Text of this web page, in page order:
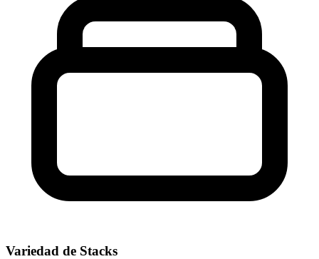
Variedad de Stacks